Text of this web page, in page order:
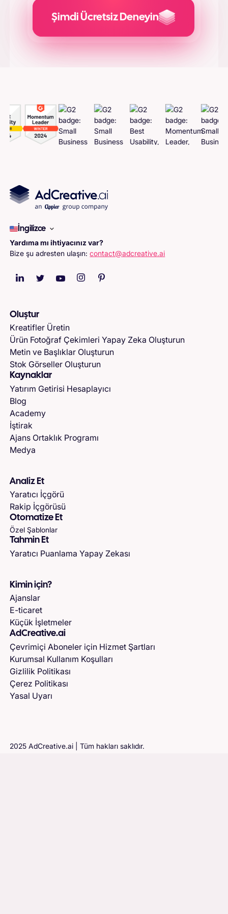
Şimdi Ücretsiz Deneyin
İngilizce
Yardıma mı ihtiyacınız var?
Bize şu adresten ulaşın:contact@adcreative.ai
Oluştur
Kreatifler Üretin
Ürün Fotoğraf Çekimleri Yapay Zeka Oluşturun
Metin ve Başlıklar Oluşturun
Stok Görseller Oluşturun
Kaynaklar
Yatırım Getirisi Hesaplayıcı
Blog
Academy
İştirak
Ajans Ortaklık Programı
Medya
Analiz Et
Yaratıcı İçgörü
Rakip İçgörüsü
Otomatize Et
Özel Şablonlar
Tahmin Et
Yaratıcı Puanlama Yapay Zekası
Kimin için?
Ajanslar
E-ticaret
Küçük İşletmeler
AdCreative.ai
Çevrimiçi Aboneler için Hizmet Şartları
Kurumsal Kullanım Koşulları
Gizlilik Politikası
Çerez Politikası
Yasal Uyarı
2025 AdCreative.ai | Tüm hakları saklıdır.